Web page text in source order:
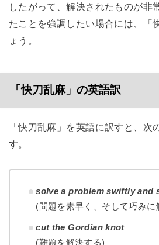
したがって、解決されたものが非
たことを強調したい場合には、「
ょう。
「快刀乱麻」の英語訳
「快刀乱麻」を英語に訳すと、次
す。
solve a problem swiftly and
(問題を素早く、そして巧みに
cut the Gordian knot
(難題を解決する)